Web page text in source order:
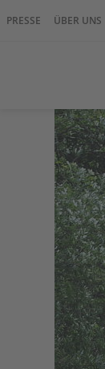
PRESSE ÜBER UNS